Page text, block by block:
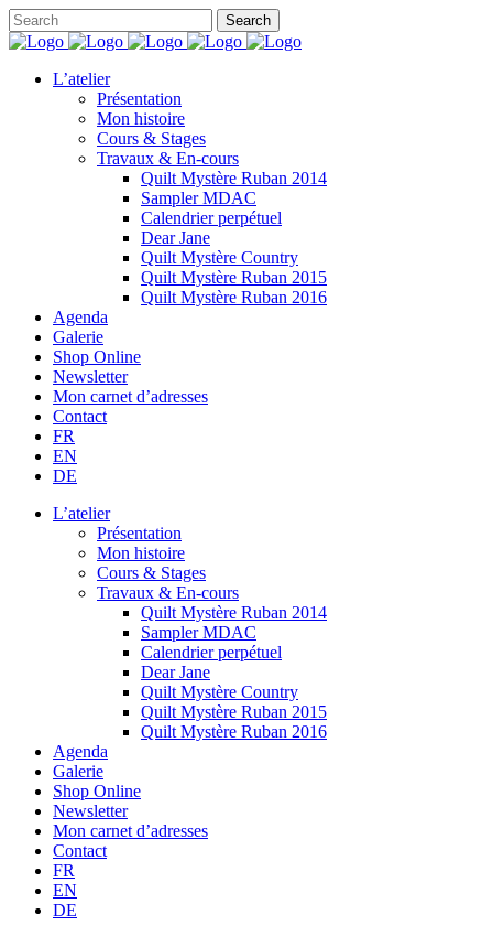
L’atelier
Présentation
Mon histoire
Cours & Stages
Travaux & En-cours
Quilt Mystère Ruban 2014
Sampler MDAC
Calendrier perpétuel
Dear Jane
Quilt Mystère Country
Quilt Mystère Ruban 2015
Quilt Mystère Ruban 2016
Agenda
Galerie
Shop Online
Newsletter
Mon carnet d’adresses
Contact
FR
EN
DE
L’atelier
Présentation
Mon histoire
Cours & Stages
Travaux & En-cours
Quilt Mystère Ruban 2014
Sampler MDAC
Calendrier perpétuel
Dear Jane
Quilt Mystère Country
Quilt Mystère Ruban 2015
Quilt Mystère Ruban 2016
Agenda
Galerie
Shop Online
Newsletter
Mon carnet d’adresses
Contact
FR
EN
DE